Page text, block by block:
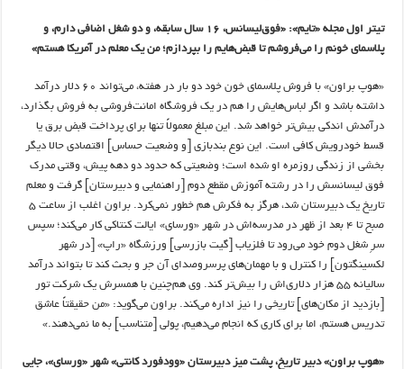
تیتر اول مجله «تایم»: «فوق‌لیسانس، ۱۶ سال سابقه، و دو شغل اضافی دارم، و
پلاسمای خونم را می‌فروشم تا قبض‌هایم را بپردازم؛ من یک معلم در آمریکا هستم»
«هوپ براون» با فروش پلاسمای خون خود دو بار در هفته، می‌تواند ۶۰ دلار درآمد
داشته باشد و اگر لباس‌هایش را هم در یک فروشگاه امانت‌فروشی به فروش بگذارد،
درآمدش اندکی بیش‌تر خواهد شد. این مبلغ معمولاً تنها برای پرداخت قبض برق یا
قسط خودرویش کافی است. این نوع بندبازی [و وضعیت حساس] اقتصادی حالا دیگر
بخشی از زندگی روزمره او شده است؛ وضعیتی که حدود دو دهه پیش، وقتی مدرک
فوق لیسانسش را در رشته آموزش مقطع دوم [راهنمایی و دبیرستان] گرفت و معلم
تاریخ یک دبیرستان شد، هرگز به فکرش هم خطور نمی‌کرد. براون اغلب از ساعت ۵
صبح تا ۴ بعد از ظهر در مدرسه‌اش در شهر «ورسای» ایالت کنتاکی کار می‌کند؛ سپس
سرِ شغل دوم خود می‌رود تا فلزیاب [گیت بازرسی] ورزشگاه «راپ» [در شهر
لکسینگتون] را کنترل و با مهمان‌های پرسروصدای آن جر و بحث کند تا بتواند درآمد
سالیانه ۵۵ هزار دلاری‌اش را بیش‌تر کند. وی هم‌چنین با همسرش یک شرکت تور
[بازدید از مکان‌های] تاریخی را نیز اداره می‌کند. براون می‌گوید: «من حقیقتاً عاشق
تدریس هستم، اما برای کاری که انجام می‌دهیم، پولی [متناسب] به ما نمی‌دهند.»
«هوپ براون» دبیر تاریخ، پشت میز دبیرستان «وودفورد کانتی» شهر «ورسای»، جایی